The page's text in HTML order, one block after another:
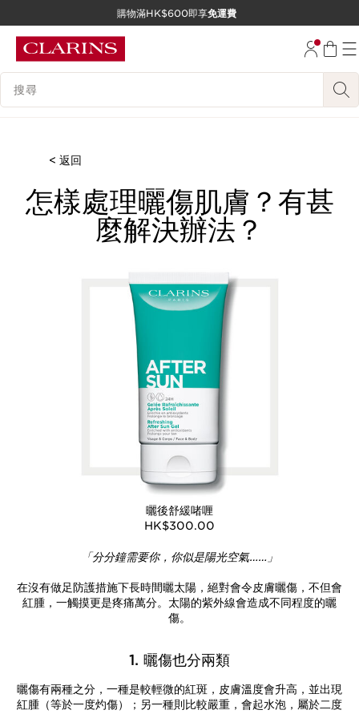
跳至內容
購物滿HK$600即享免運費
搜尋內容說明
< 返回
怎樣處理曬傷肌膚？有甚
麼解決辦法？
曬後舒緩啫喱
HK$300.00
「分分鐘需要你，你似是陽光空氣……」
在沒有做足防護措施下長時間曬太陽，絕對會令皮膚曬傷，不但會
紅腫，一觸摸更是疼痛萬分。太陽的紫外線會造成不同程度的曬
傷。
1. 曬傷也分兩類
曬傷有兩種之分，一種是較輕微的紅斑，皮膚溫度會升高，並出現
紅腫（等於一度灼傷）；另一種則比較嚴重，會起水泡，屬於二度